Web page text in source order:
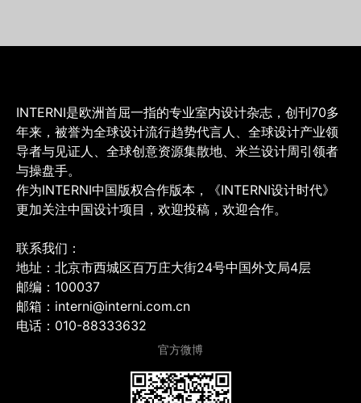
INTERNI是欧洲首屈一指的专业室内设计杂志，创刊70多
年来，被誉为全球设计流行趋势代言人、全球设计产业领
导者与见证人、全球创意资源集散地、米兰设计周引领者
与操盘手。
作为INTERNI中国版权合作版本，《INTERNI设计时代》
更加关注中国设计项目，欢迎投稿，欢迎合作。
联系我们：
地址：北京市西城区百万庄大街24号中国外文局4层
邮编：100037
邮箱：interni@interni.com.cn
电话：010-88333632
官方微博